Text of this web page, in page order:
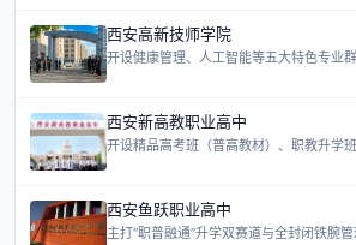
西安高新技师学院
开设健康管理、人工智能等五大特色专业群
西安新高教职业高中
开设精品高考班（普高教材）、职教升学班
西安鱼跃职业高中
主打“职普融通”升学双赛道与全封闭铁腕管